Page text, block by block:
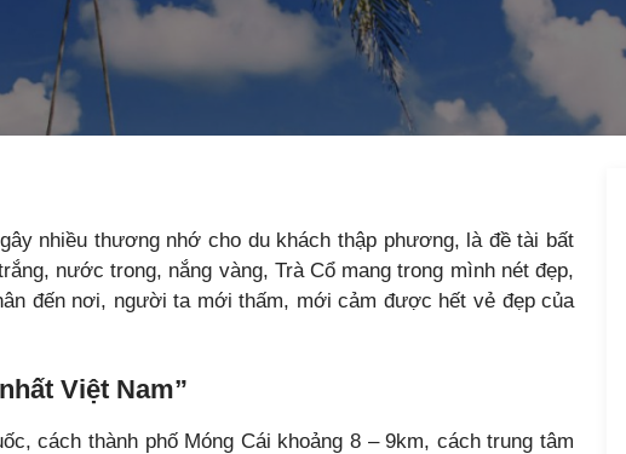
nhiều thương nhớ cho du khách thập phương, là đề tài bất
nước trong, nắng vàng, Trà Cổ mang trong mình nét đẹp,
đến nơi, người ta mới thấm, mới cảm được hết vẻ đẹp của
Việt Nam”
cách thành phố Móng Cái khoảng 8 – 9km, cách trung tâm